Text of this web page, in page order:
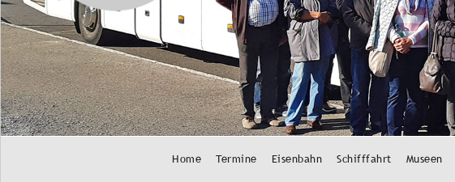
Home Termine Eisenbahn Schifffahrt Museen